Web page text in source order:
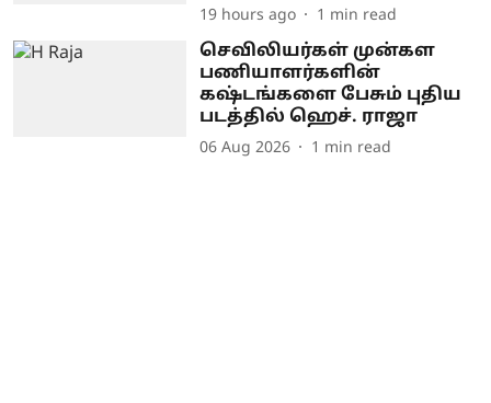
19 hours ago 1 min read
செவிலியர்கள் முன்கள
பணியாளர்களின்
கஷ்டங்களை பேசும் புதிய
படத்தில் ஹெச். ராஜா
06 Aug 2026 1 min read